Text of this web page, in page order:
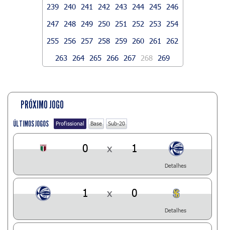
239
240 241 242 243 244 245
246
247
248 249 250 251 252 253
254
255
256 257 258 259 260 261
262
263
264 265 266 267 268 269
PRÓXIMO JOGO
ÚLTIMOS JOGOS Profissional Base Sub-20
0 x 1
Detalhes
1 x 0
Detalhes